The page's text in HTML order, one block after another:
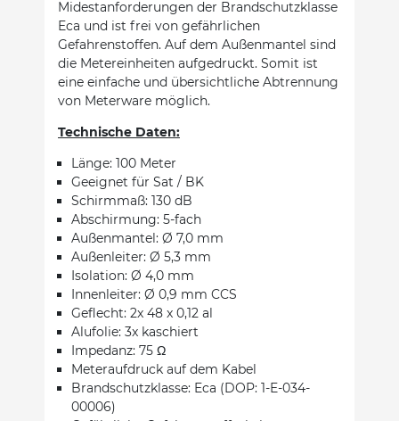
Midestanforderungen der Brandschutzklasse
Eca und ist frei von gefährlichen
Gefahrenstoffen. Auf dem Außenmantel sind
die Metereinheiten aufgedruckt. Somit ist
eine einfache und übersichtliche Abtrennung
von Meterware möglich.
Technische Daten:
Länge: 100 Meter
Geeignet für Sat / BK
Schirmmaß: 130 dB
Abschirmung: 5-fach
Außenmantel: Ø 7,0 mm
Außenleiter: Ø 5,3 mm
Isolation: Ø 4,0 mm
Innenleiter: Ø 0,9 mm CCS
Geflecht: 2x 48 x 0,12 al
Alufolie: 3x kaschiert
Impedanz: 75 Ω
Meteraufdruck auf dem Kabel
Brandschutzklasse: Eca (DOP: 1-E-034-
00006)